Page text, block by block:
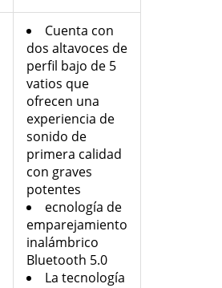
Cuenta con
dos altavoces de
perfil bajo de 5
vatios que
ofrecen una
experiencia de
sonido de
primera calidad
con graves
potentes
ecnología de
emparejamiento
inalámbrico
Bluetooth 5.0
La tecnología